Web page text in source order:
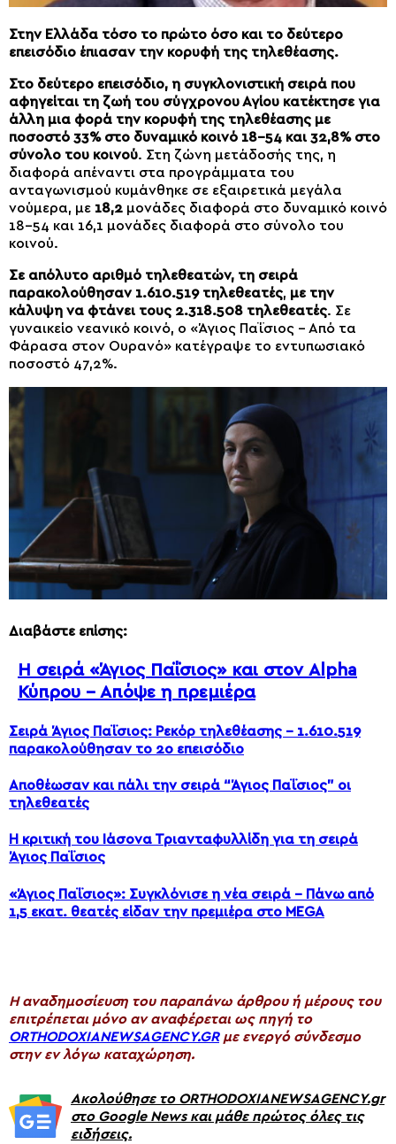
Στην Ελλάδα τόσο το πρώτο όσο και το δεύτερο
επεισόδιο έπιασαν την κορυφή της τηλεθέασης.
Στο δεύτερο επεισόδιο, η συγκλονιστική σειρά που
αφηγείται τη ζωή του σύγχρονου Αγίου κατέκτησε για
άλλη μια φορά την κορυφή της τηλεθέασης με
ποσοστό 33% στο δυναμικό κοινό 18-54 και 32,8% στο
σύνολο του κοινού. Στη ζώνη μετάδοσής της, η
διαφορά απέναντι στα προγράμματα του
ανταγωνισμού κυμάνθηκε σε εξαιρετικά μεγάλα
νούμερα, με 18,2 μονάδες διαφορά στο δυναμικό κοινό
18-54 και 16,1 μονάδες διαφορά στο σύνολο του
κοινού.
Σε απόλυτο αριθμό τηλεθεατών, τη σειρά
παρακολούθησαν 1.610.519 τηλεθεατές, με την
κάλυψη να φτάνει τους 2.318.508 τηλεθεατές. Σε
γυναικείο νεανικό κοινό, ο «Άγιος Παΐσιος – Από τα
Φάρασα στον Ουρανό» κατέγραψε το εντυπωσιακό
ποσοστό 47,2%.
Διαβάστε επίσης:
Η σειρά «Άγιος Παΐσιος» και στον Alpha
Κύπρου – Απόψε η πρεμιέρα
Σειρά Άγιος Παΐσιος: Ρεκόρ τηλεθέασης – 1.610.519
παρακολούθησαν το 2ο επεισόδιο
Αποθέωσαν και πάλι την σειρά “Άγιος Παΐσιος” οι
τηλεθεατές
Η κριτική του Ιάσονα Τριανταφυλλίδη για τη σειρά
Άγιος Παΐσιος
«Άγιος Παΐσιος»: Συγκλόνισε η νέα σειρά – Πάνω από
1,5 εκατ. θεατές είδαν την πρεμιέρα στο MEGA
H αναδημοσίευση του παραπάνω άρθρου ή μέρους του
επιτρέπεται μόνο αν αναφέρεται ως πηγή το
ORTHODOXIANEWSAGENCY.GRμε ενεργό σύνδεσμο
στην εν λόγω καταχώρηση.
Ακολούθησε το ORTHODOXIANEWSAGENCY.gr
στο Google News και μάθε πρώτος όλες τις
ειδήσεις.